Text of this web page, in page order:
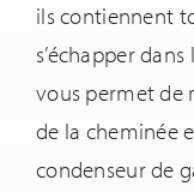
ils contiennent
s’échapper
vous permet de
de la cheminée
condenseur de